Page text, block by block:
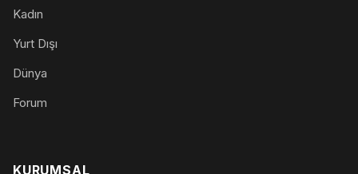
Kadın
Yurt Dışı
Dünya
Forum
KURUMSAL